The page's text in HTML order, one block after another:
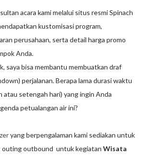
acara kami melalui situs resmi Spinach
kustomisasi program,
perusahaan, serta detail harga promo
Anda.
saya bisa membantu membuatkan draf
perjalanan. Berapa lama durasi waktu
atau setengah hari) yang ingin Anda
petualangan air ini?
yang berpengalaman kami sediakan untuk
outing outbound untuk kegiatan Wisata